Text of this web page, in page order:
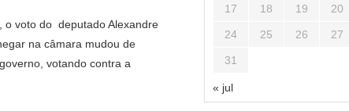
o voto do deputado Alexandre
na câmara mudou de
votando contra a
17 18 19 20
24 25 26 27
31
« jul